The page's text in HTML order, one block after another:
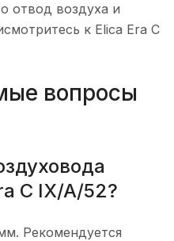
отвод воздуха и
к Elica Era C
вопросы
C IX/A/52?
Рекомендуется